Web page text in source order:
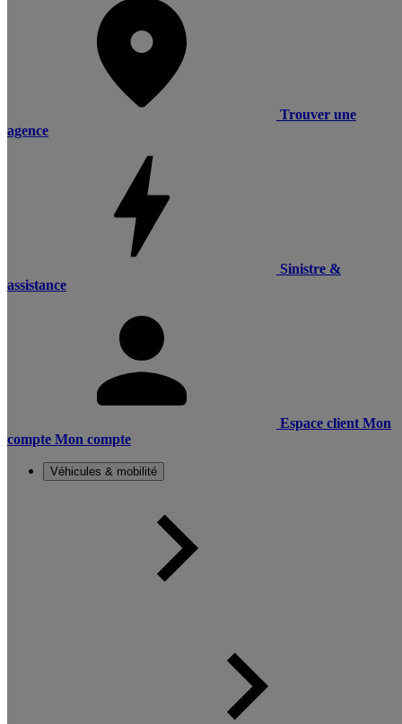
Trouver une
agence
Sinistre &
assistance
Espace client Mon
compte Mon compte
Véhicules & mobilité